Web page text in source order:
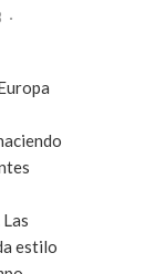
Guillermo en junio 20, 2008 ·
Las
estilo